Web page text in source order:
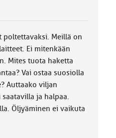
poltettavaksi. Meillä on
Ei mitenkään
Mites tuota haketta
Vai ostaa suosiolla
Auttaako viljan
ja halpaa.
Öljyäminen ei vaikuta